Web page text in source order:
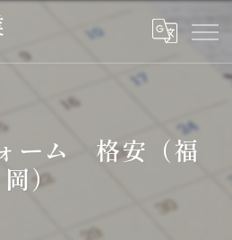
ーム 格安（福
岡）